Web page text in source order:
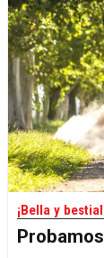
¡Bella y